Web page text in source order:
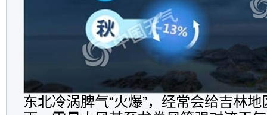
东北冷涡脾气“火爆”，经常会给吉林